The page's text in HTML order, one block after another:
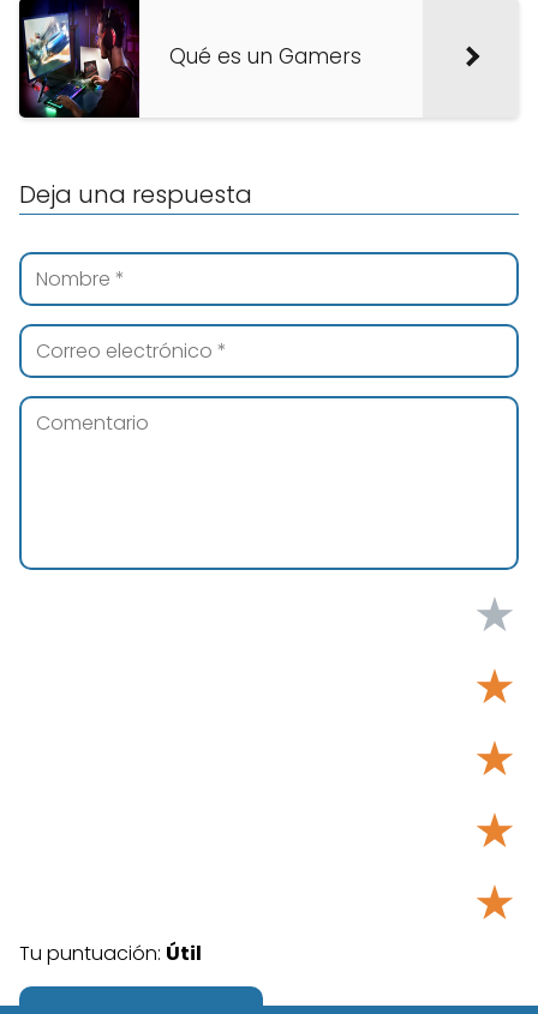
Qué es un Gamers
Deja una respuesta
★
★
★
★
★
Tu puntuación: Útil